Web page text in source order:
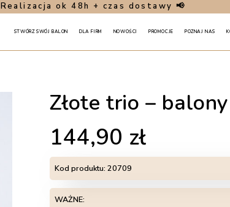
Realizacja ok 48h + czas dostawy 📢
STWÓRZ SWÓJ BALON DLA FIRM NOWOŚCI PROMOCJE POZNAJ NAS
Złote trio –
144,90 zł
Kod produktu: 20709
WAŻNE: